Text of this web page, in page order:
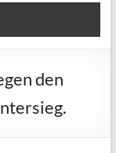
den